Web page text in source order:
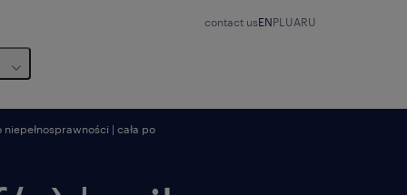
contact usENPL UARU
| cała po